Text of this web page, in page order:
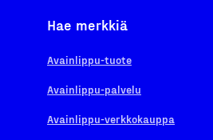
Hae merkkiä
Avainlippu-tuote
Avainlippu-palvelu
Avainlippu-verkkokauppa